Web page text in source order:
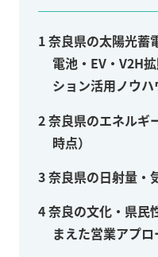
1奈良県の太陽光蓄
電池・EV・V2H
ション活用ノウハ
2奈良県のエネルギ
時点）
3奈良県の日射量・
4奈良の文化・県民
まえた営業アプロ